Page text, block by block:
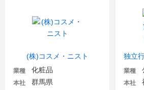
(株)コスメ・ニスト
業種 化粧品
本社 群馬県
業種
本社